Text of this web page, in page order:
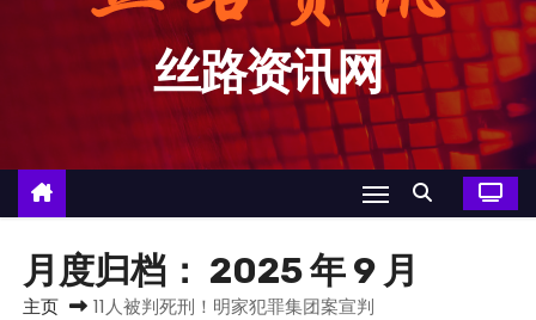
丝路资讯网
月度归档： 2025 年 9 月
主页 11人被判死刑！明家犯罪集团案宣判